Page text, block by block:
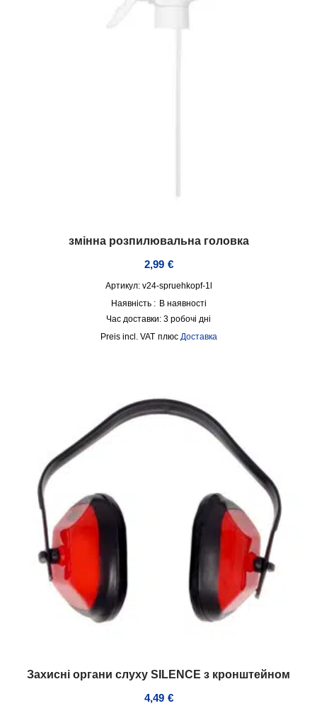
змінна розпилювальна головка
2,99 €
Артикул: v24-spruehkopf-1l
Наявність : В наявності
Час доставки: 3 робочі дні
incl. VAT плюс Доставка
Захисні органи слуху SILENCE з кронштейном
4,49 €